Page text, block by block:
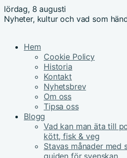
lördag, 8 augusti
Nyheter, kultur och vad som
Hem
Cookie Policy
Historia
Kontakt
Nyhetsbrev
Om oss
Tipsa oss
Blogg
Vad kan man äta till
kött, fisk & veg
Stavas månader med
guiden för svenskan